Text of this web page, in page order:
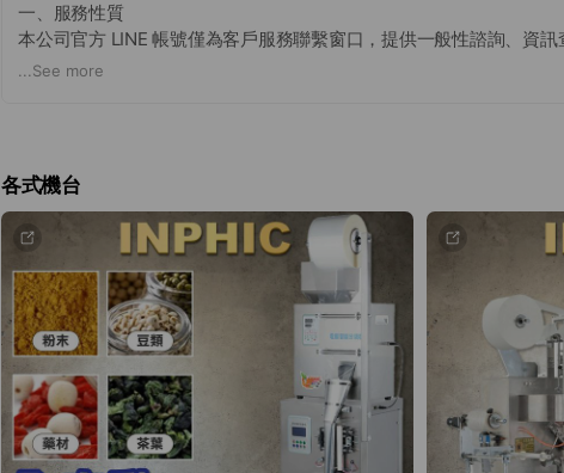
一、服務性質
本公司官方 LINE 帳號僅為客戶服務聯繫窗口，提供一般性諮詢、資
入本帳號並進行諮詢，即視為已閱讀並同意本使用規範。
業、資訊更新或個案差異而有疏漏或錯誤。本公司不對其正確性、完
構成任何要約、承諾或保證。
三、客服人員之權限
官方 LINE 之客服人員不具代表本公司對外為承諾或締約之權限。凡涉
期變更、規格變更、價格調整等事項，均須經本公司權責主管核准，
單、用印文件或本公司指定之正式通知方式）通知後，始生效力。
客服人員於案件受理過程中所為之資料蒐集行為（例如索取匯款帳號
為內部審核作業所需，不代表本公司已同意或核准該項申請。
四、正式文件優先
凡涉及雙方權利義務之事項（包含但不限於價格、規格、交期、付款
...See more
各式機台